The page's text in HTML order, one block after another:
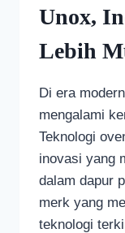
Unox,
Lebih
Di era
mengalami
Teknologi
inovasi yang
dalam dapur
merk yang
teknologi